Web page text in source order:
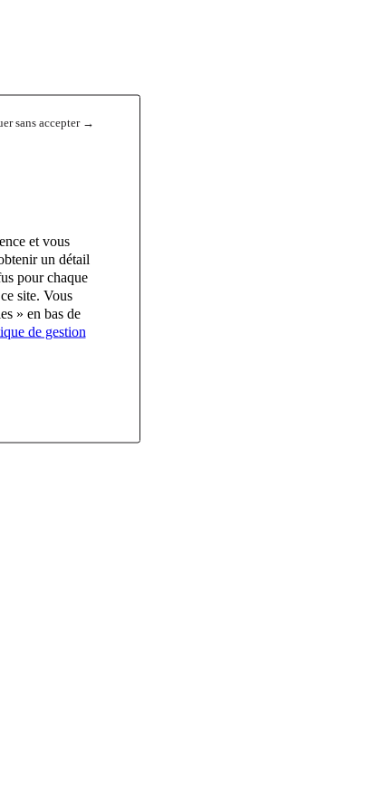
sans accepter →
et vous
un détail
pour chaque
site. Vous
» en bas de
de gestion